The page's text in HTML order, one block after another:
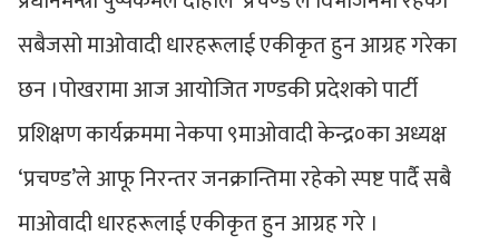
सबैजसो माओवादी धारहरूलाई एकीकृत हुन आग्रह गरेका
छन ।पोखरामा आज आयोजित गण्डकी प्रदेशको पार्टी
प्रशिक्षण कार्यक्रममा नेकपा ९माओवादी केन्द्र०का अध्यक्ष
‘प्रचण्ड’ले आफू निरन्तर जनक्रान्तिमा रहेको स्पष्ट पार्दै सबै
माओवादी धारहरूलाई एकीकृत हुन आग्रह गरे ।